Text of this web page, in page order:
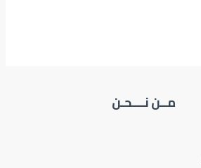
مــن نــــحـن